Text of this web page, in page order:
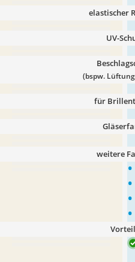
elastischer
UV-
(bspw.
für
weitere
•
•
•
•